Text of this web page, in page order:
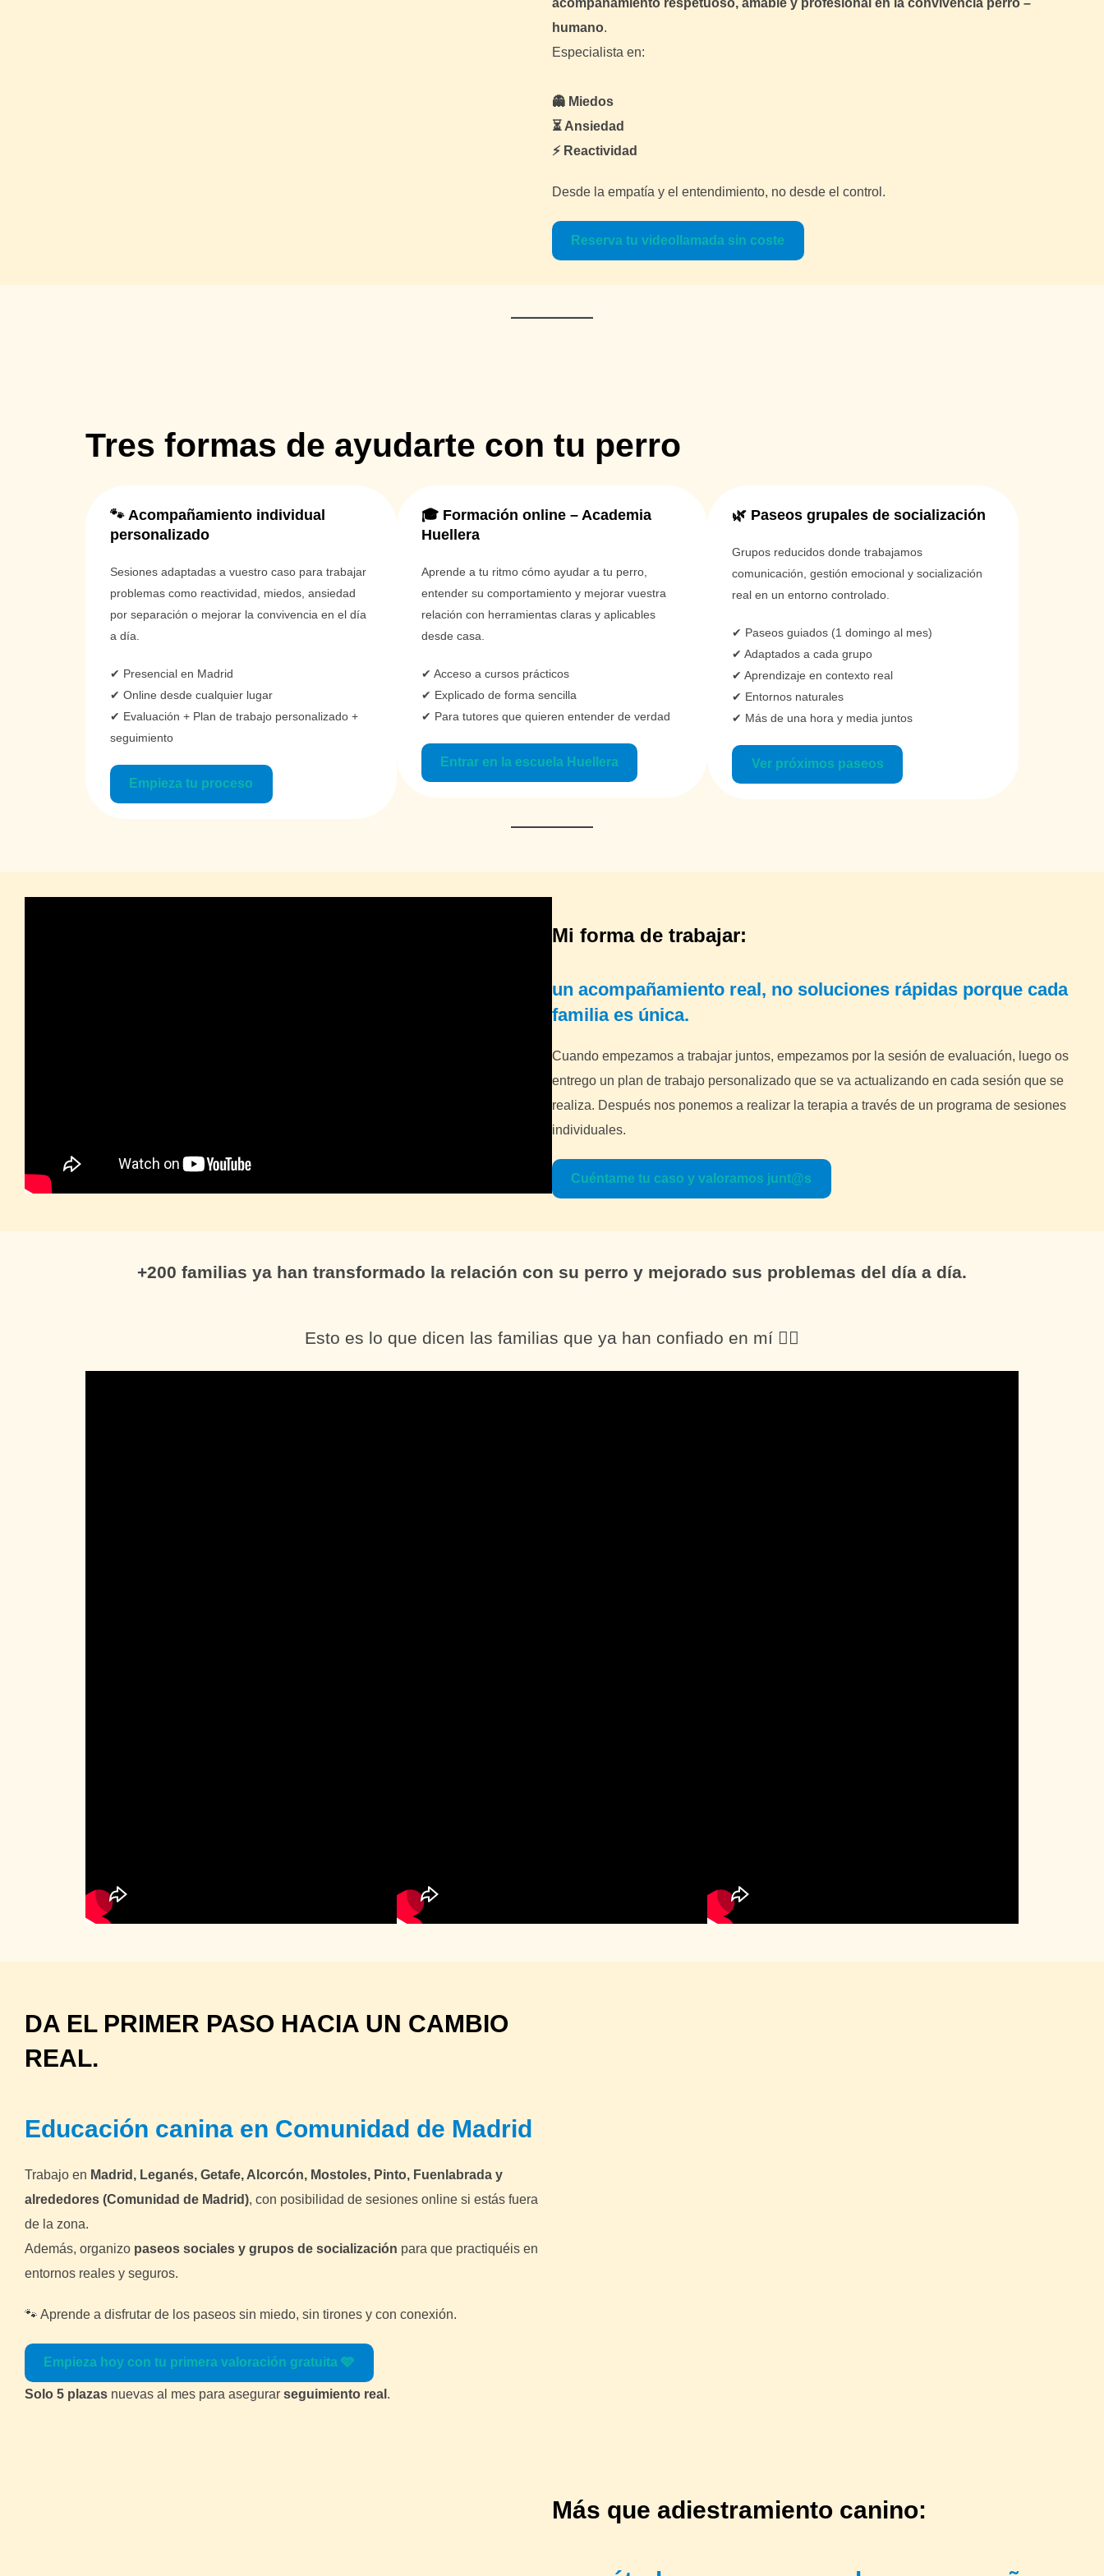
acompañamiento respetuoso, amable y profesional en la convivencia perro –
humano.
Especialista en:
👻 Miedos
⏳ Ansiedad
⚡ Reactividad
Desde la empatía y el entendimiento, no desde el control.
Reserva tu videollamada sin coste
Tres formas de ayudarte con tu perro
🐾 Acompañamiento individual
personalizado
Sesiones adaptadas a vuestro caso para trabajar
problemas como reactividad, miedos, ansiedad
por separación o mejorar la convivencia en el día
a día.
✔ Presencial en Madrid
✔ Online desde cualquier lugar
✔ Evaluación + Plan de trabajo personalizado +
seguimiento
Empieza tu proceso
🎓 Formación online – Academia
Huellera
Aprende a tu ritmo cómo ayudar a tu perro,
entender su comportamiento y mejorar vuestra
relación con herramientas claras y aplicables
desde casa.
✔ Acceso a cursos prácticos
✔ Explicado de forma sencilla
✔ Para tutores que quieren entender de verdad
Entrar en la escuela Huellera
🌿 Paseos grupales de socialización
Grupos reducidos donde trabajamos
comunicación, gestión emocional y socialización
real en un entorno controlado.
✔ Paseos guiados (1 domingo al mes)
✔ Adaptados a cada grupo
✔ Aprendizaje en contexto real
✔ Entornos naturales
✔ Más de una hora y media juntos
Ver próximos paseos
Mi forma de trabajar:
un acompañamiento real, no soluciones rápidas porque cada
familia es única.
Cuando empezamos a trabajar juntos, empezamos por la sesión de evaluación, luego os
entrego un plan de trabajo personalizado que se va actualizando en cada sesión que se
realiza. Después nos ponemos a realizar la terapia a través de un programa de sesiones
individuales.
Cuéntame tu caso y valoramos junt@s
+200 familias ya han transformado la relación con su perro y mejorado sus problemas del día a día.
Esto es lo que dicen las familias que ya han confiado en mí 👇🏼
DA EL PRIMER PASO HACIA UN CAMBIO
REAL.
Educación canina en Comunidad de Madrid
Trabajo en Madrid, Leganés, Getafe, Alcorcón, Mostoles, Pinto, Fuenlabrada y
alrededores (Comunidad de Madrid), con posibilidad de sesiones online si estás fuera
de la zona.
Además, organizo paseos sociales y grupos de socialización para que practiquéis en
entornos reales y seguros.
🐾 Aprende a disfrutar de los paseos sin miedo, sin tirones y con conexión.
Empieza hoy con tu primera valoración gratuita 🩵
Solo 5 plazas nuevas al mes para asegurar seguimiento real .
Más que adiestramiento canino: